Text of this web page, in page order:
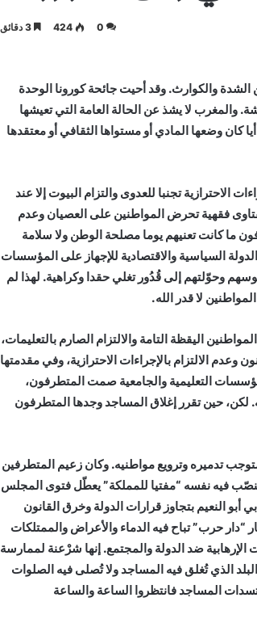
0
424
الشدة والكوارث. وقد أحيت جائحة كورونا الوحدة
والمغرب لا يشذ عن الحالة العامة التي تعيشها
كان وضعها المادي أو مستواها الثقافي أو معتقدها
الاحترازية تجنبا للعدوى والتزام البيوت إلا عند
فقهية تحرض المواطنين على العصيان وعدم
ما كانت تعنيهم يوما مصلحة الوطن ولا سلامة
السياسية والاقتصادية للإجهاز على المؤسسات
وحوّلتهم إلى قُدُور تغلي حقدا وكراهية. لهذا لم
لا قدر الله.
اليقظة التامة والالتزام الصارم بالتعليمات،
الالتزام بالإجراءات الاحترازية، وفي مقدمتها
التعليمية والجامعية صمت المتطرفون،
لكن، حين تقرر إغلاق المساجد وجدها المتطرفون
تدميره وترويع مواطنيه. وكان زعيم المتطرفين
ينصّب فيه نفسه “مفتيا للمملكة” يعطّل فتوى المجلس
أبو النعيم بتجاوز قرارات الدولة وخرق القانون
حرب” تباح فيه الدماء والأعراض والممتلكات
ضد الدولة والمجتمع. إنها شرْعنة لممارسة
الذي تُغلق فيه المساجد ولا تُصلى فيه الصلوات
المساجد فانتظروا الساعة والساعة